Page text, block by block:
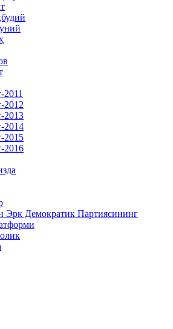
2012
2013
2014
2015
2016
Эрк Демократик Партиясининг